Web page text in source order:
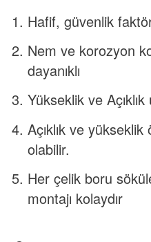
Hafif, güvenlik
Nem ve korozyon
dayanıklı
Yükseklik ve
Açıklık ve
olabilir.
Her çelik boru
montajı kolaydır